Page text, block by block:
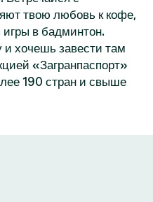
твою любовь к кофе,
в бадминтон.
хочешь завести там
«Загранпаспорт»
190 стран и свыше